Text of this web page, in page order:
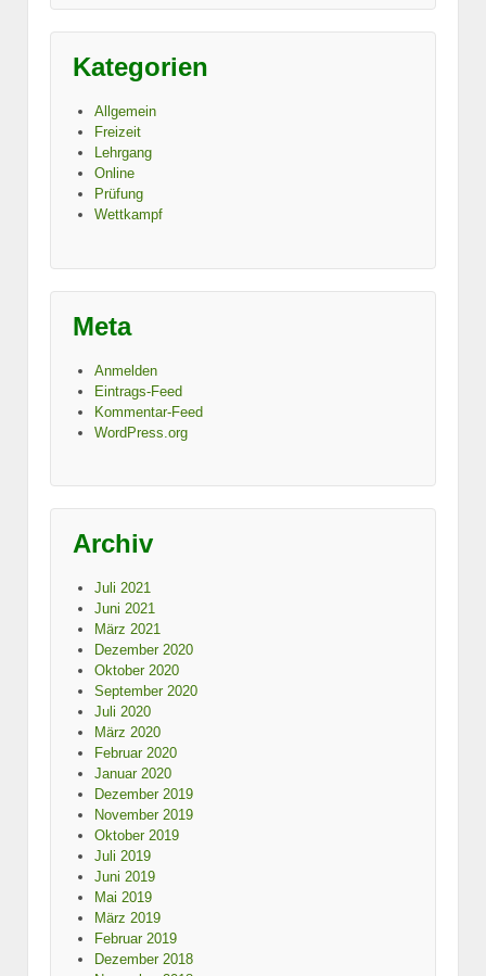
Kategorien
Allgemein
Freizeit
Lehrgang
Online
Prüfung
Wettkampf
Meta
Anmelden
Eintrags-Feed
Kommentar-Feed
WordPress.org
Archiv
Juli 2021
Juni 2021
März 2021
Dezember 2020
Oktober 2020
September 2020
Juli 2020
März 2020
Februar 2020
Januar 2020
Dezember 2019
November 2019
Oktober 2019
Juli 2019
Juni 2019
Mai 2019
März 2019
Februar 2019
Dezember 2018